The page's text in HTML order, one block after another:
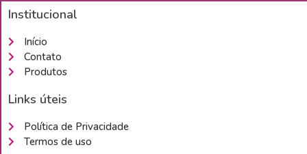
Institucional
Início
Contato
Produtos
Links úteis
Política de Privacidade
Termos de uso